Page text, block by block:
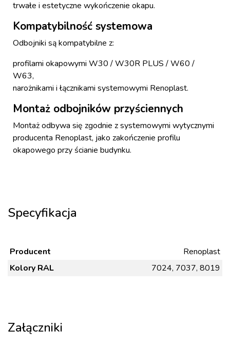
trwałe i estetyczne wykończenie okapu.
Kompatybilność systemowa
Odbojniki są kompatybilne z:
profilami okapowymi W30 / W30R PLUS / W60 /
W63,
narożnikami i łącznikami systemowymi Renoplast.
Montaż odbojników przyściennych
Montaż odbywa się zgodnie z systemowymi wytycznymi
producenta Renoplast, jako zakończenie profilu
okapowego przy ścianie budynku.
Specyfikacja
Producent
Renoplast
Kolory RAL
7024, 7037, 8019
Załączniki